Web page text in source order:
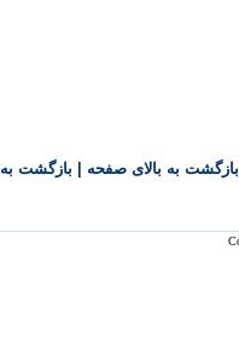
بازگشت به بالای صفحه بازگشت به